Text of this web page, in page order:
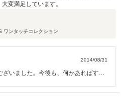
変満足しています。
ンタッチコレクション
2014/08/31
ざいました。今後も、何かあればすぐ